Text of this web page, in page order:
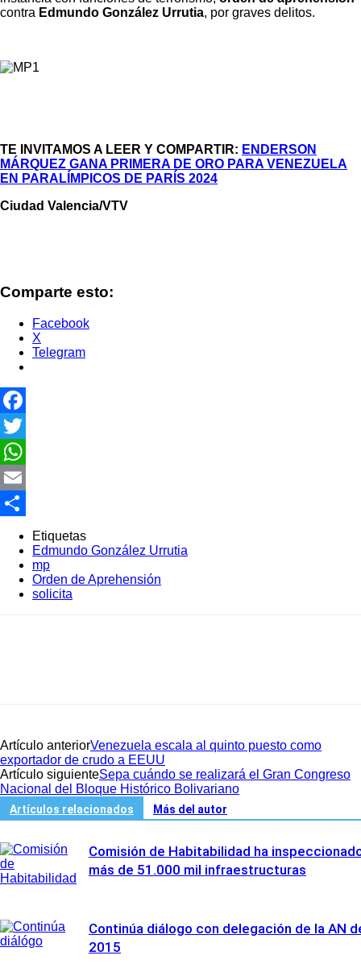
contra Edmundo González Urrutia, por graves delitos.
TE INVITAMOS A LEER Y COMPARTIR: ENDERSON
MÁRQUEZ GANA PRIMERA DE ORO PARA VENEZUELA
EN PARALÍMPICOS DE PARÍS 2024
Ciudad Valencia/VTV
Comparte esto:
Facebook
X
Telegram
Facebook
Twitter
WhatsApp
Email
Compartir
Etiquetas
Edmundo González Urrutia
mp
Orden de Aprehensión
solicita
Artículo anteriorVenezuela escala al quinto puesto como
exportador de crudo a EEUU
Artículo siguienteSepa cuándo se realizará el Gran Congreso
Nacional del Bloque Histórico Bolivariano
Artículos relacionados Más del autor
Comisión de Habitabilidad ha
más de 51.000 mil infraestructuras
Continúa diálogo con delegación de la AN
2015